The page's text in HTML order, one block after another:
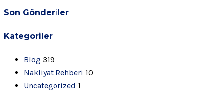
Son Gönderiler
Kategoriler
Blog 319
Nakliyat Rehberi 10
Uncategorized 1